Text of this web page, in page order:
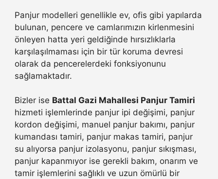
Panjur modelleri genellikle ev, ofis gibi yapılarda
bulunan, pencere ve camlarımızın kirlenmesini
önleyen hatta yeri geldiğinde hırsızlıklarla
karşılaşılmaması için bir tür koruma devresi
olarak da pencerelerdeki fonksiyonunu
sağlamaktadır.
Bizler ise Battal Gazi Mahallesi Panjur Tamiri
hizmeti işlemlerinde panjur ipi değişimi, panjur
kordon değişimi, manuel panjur bakımı, panjur
kumandası tamiri, panjur makas tamiri, panjur
su alıyorsa panjur izolasyonu, panjur sıkışması,
panjur kapanmıyor ise gerekli bakım, onarım ve
tamir işlemlerini sağlıklı ve uzun ömürlü bir